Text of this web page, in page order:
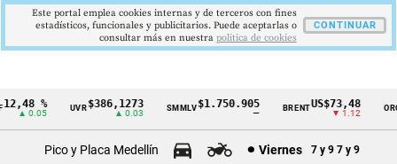
Cintillo
%
▲ 0.05
UVR$386,1273
▲ 0.03
SMMLV$1.750.905 BRENTUS$73,48
▼ 1.12
ORO
Pico y Placa Medellín Viernes 7 y 9 7 y 9
Este portal emplea cookies internas y de terceros con fines
estadísticos, funcionales y publicitarios. Puede aceptarlas o
consultar más en nuestra politica de cookies
CONTINUAR